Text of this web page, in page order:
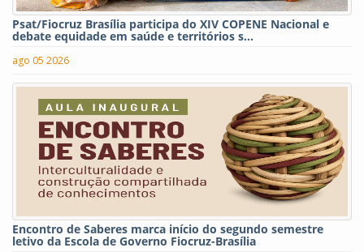
Psat/Fiocruz Brasília participa do XIV COPENE Nacional e
debate equidade em saúde e territórios s...
ago 05 2026
Encontro de Saberes marca início do segundo semestre
letivo da Escola de Governo Fiocruz-Brasília